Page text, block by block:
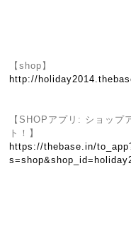
【shop】
http://
【SHOPアプリ: ショップ
ト！】
https://thebase.in/